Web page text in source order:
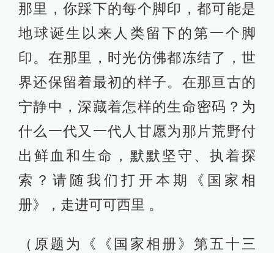
那里，你踩下的每个脚印，都可能是
地球诞生以来人类留下的第一个脚
印。在那里，时光仿佛都冻结了，世
界还保留着最初的样子。在那亘古的
宁静中，深藏着怎样的生命密码？为
什么一代又一代人甘愿为那片荒野付
出鲜血和生命，默默坚守、执着探
索？请随我们打开本期《国家相
册》，走进可可西里 。
（原题为《《国家相册》第五十三